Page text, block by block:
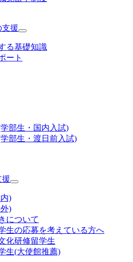
援
る基礎知識
ート
部生・国内入試)
部生・渡日前入試)
援
)
)
について
生の応募を考えている方へ
化研修留学生
生(大使館推薦)